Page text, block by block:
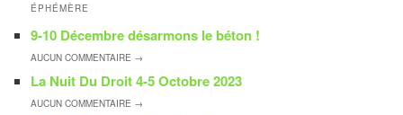
ÉPHÉMÈRE
9-10 Décembre désarmons le béton !
AUCUNCOMMENTAIRE →
La Nuit Du Droit 4-5 Octobre 2023
AUCUNCOMMENTAIRE →